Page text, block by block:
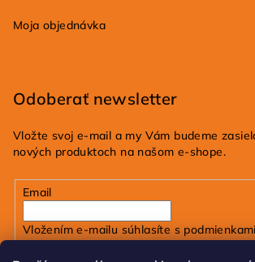
Moja objednávka
Odoberať newsletter
Vložte svoj e-mail a my Vám budeme
nových produktoch na našom e-shope.
Email
Vložením e-mailu súhlasíte s